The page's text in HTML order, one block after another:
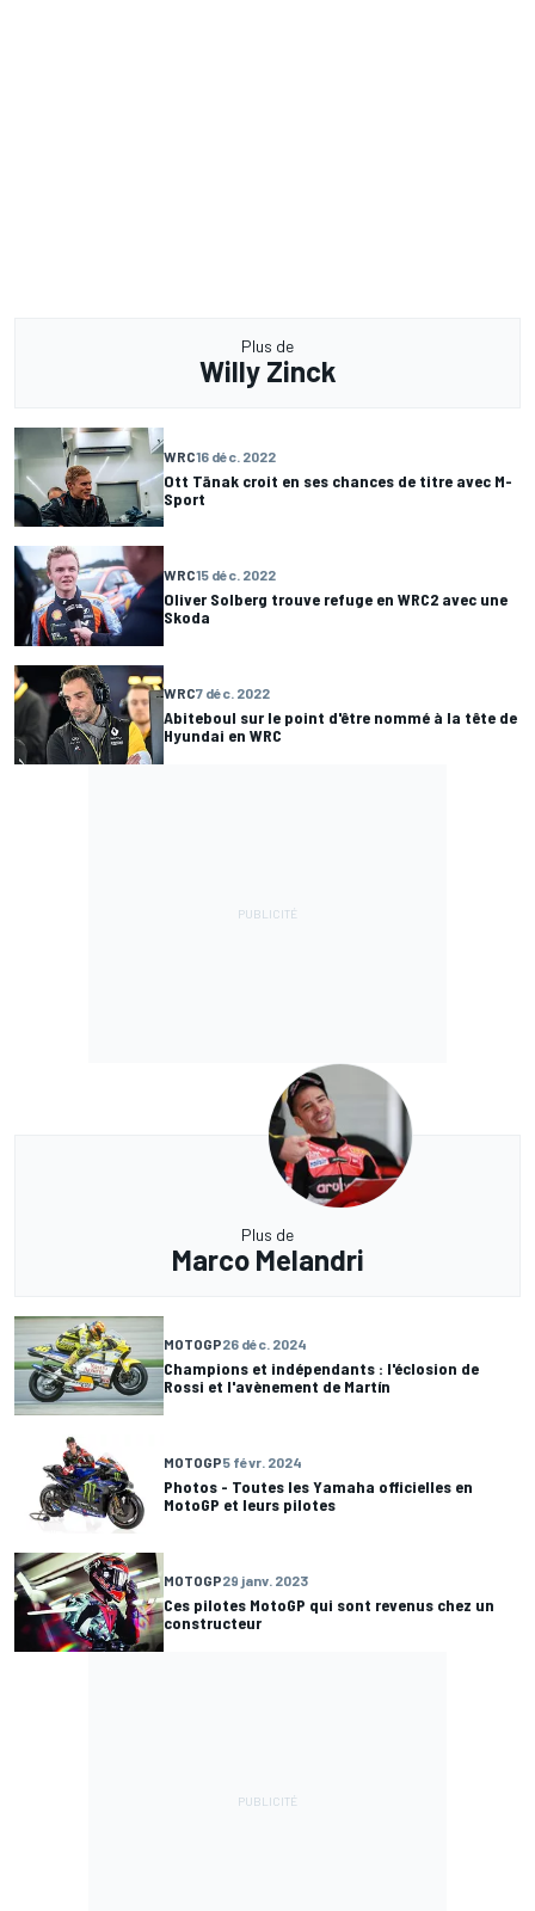
Plus de
Willy Zinck
WRC16 déc. 2022
Ott Tänak croit en ses chances de titre avec M-
Sport
WRC15 déc. 2022
Oliver Solberg trouve refuge en WRC2 avec une
Skoda
WRC7 déc. 2022
Abiteboul sur le point d'être nommé à la tête de
Hyundai en WRC
Plus de
Marco Melandri
MOTOGP26 déc. 2024
Champions et indépendants : l'éclosion de
Rossi et l'avènement de Martín
MOTOGP5 févr. 2024
Photos - Toutes les Yamaha officielles en
MotoGP et leurs pilotes
MOTOGP29 janv. 2023
Ces pilotes MotoGP qui sont revenus chez un
constructeur